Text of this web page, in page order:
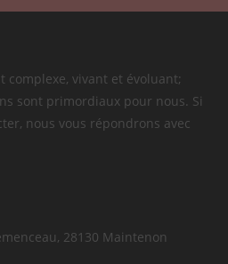
complexe, vivant et évoluant;
sont primordiaux pour nous. Si
nous vous répondrons avec
28130 Maintenon